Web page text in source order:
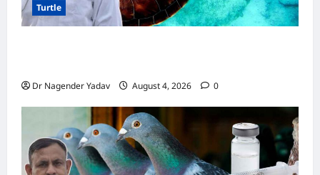
Turtle
Dr Nagender Yadav August 4, 2026 0